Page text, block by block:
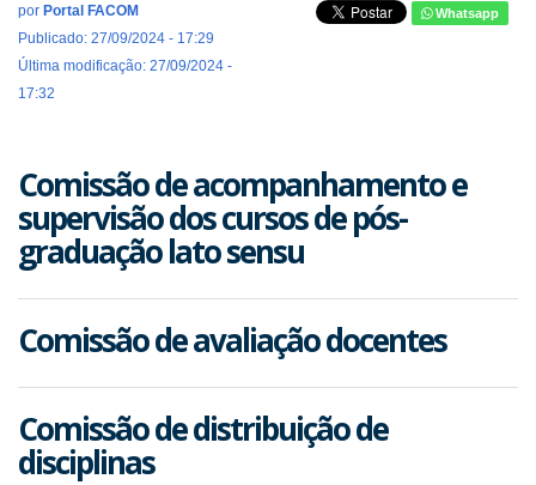
por Portal FACOM
Publicado: 27/09/2024 - 17:29
Última modificação: 27/09/2024 -
17:32
Whatsapp
Comissão de acompanhamento e
supervisão dos cursos de pós-
graduação lato sensu
Comissão de avaliação docentes
Comissão de distribuição de
disciplinas